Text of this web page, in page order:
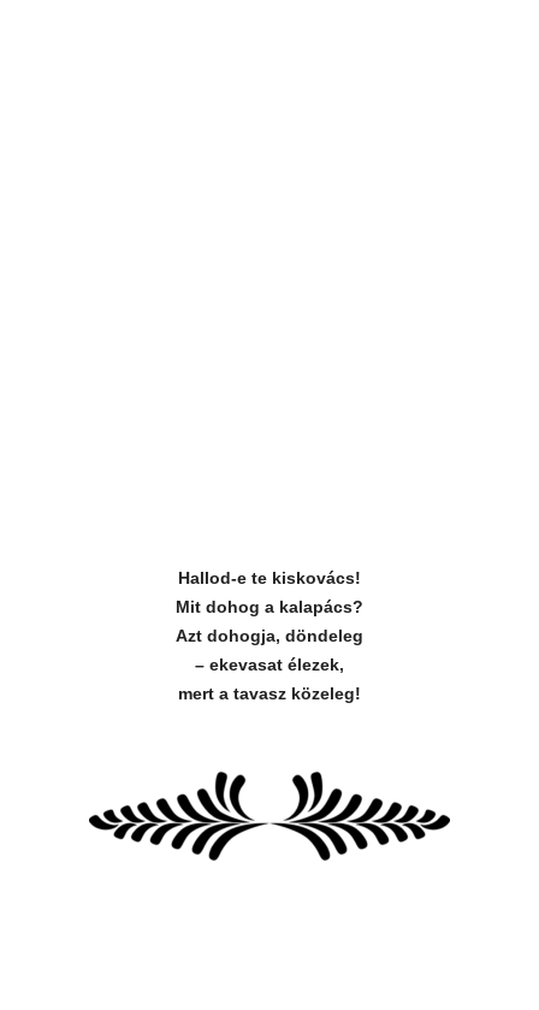
Hallod-e te kiskovács!
Mit dohog a kalapács?
Azt dohogja, döndeleg
– ekevasat élezek,
mert a tavasz közeleg!